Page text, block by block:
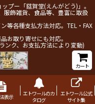
プー「莚賀堂(えんがどう)」。
服飾雑貨、食品等、豊富に取扱
等各種支払方法対応。TEL・FAX
お取り寄せにも対応。
ンク、お支払方法により変動)
カート
表示
エトワールのカ
タログ
エトワール公式
サイト集